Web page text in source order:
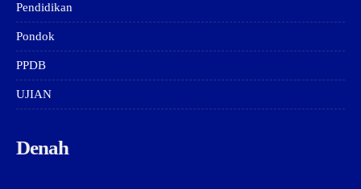
Pendidikan
Pondok
PPDB
UJIAN
Denah